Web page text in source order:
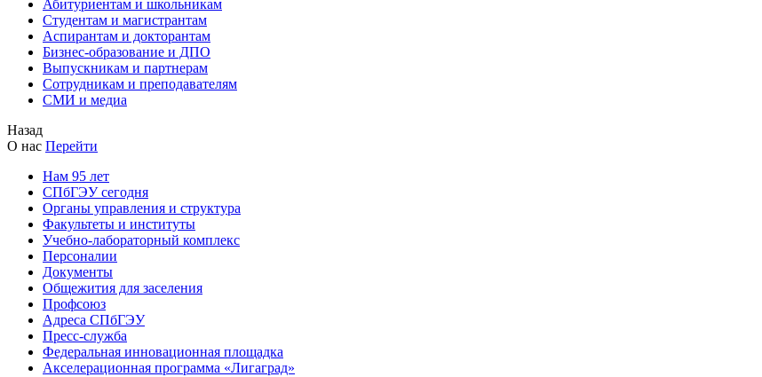
Абитуриентам и школьникам
Студентам и магистрантам
Аспирантам и докторантам
Бизнес-образование и ДПО
Выпускникам и партнерам
Сотрудникам и преподавателям
СМИ и медиа
Назад
О нас Перейти
Нам 95 лет
СПбГЭУ сегодня
Органы управления и структура
Факультеты и институты
Учебно-лабораторный комплекс
Персоналии
Документы
Общежития для заселения
Профсоюз
Адреса СПбГЭУ
Пресс-служба
Федеральная инновационная площадка
Акселерационная программа «Лигаград»­­